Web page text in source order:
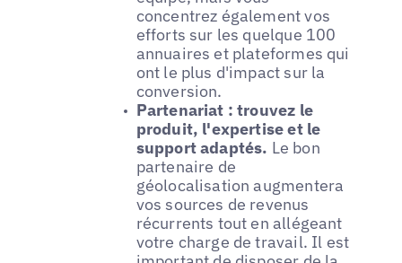
concentrez également vos
efforts sur les quelque 100
annuaires et plateformes qui
ont le plus d'impact sur la
conversion.
Partenariat : trouvez le
produit, l'expertise et le
support adaptés. Le bon
partenaire de
géolocalisation augmentera
vos sources de revenus
récurrents tout en allégeant
votre charge de travail. Il est